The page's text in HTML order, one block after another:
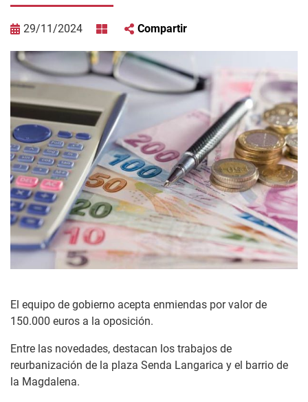
29/11/2024 Compartir
El equipo de gobierno acepta enmiendas por valor de
150.000 euros a la oposición.
Entre las novedades, destacan los trabajos de
reurbanización de la plaza Senda Langarica y el barrio de
la Magdalena.